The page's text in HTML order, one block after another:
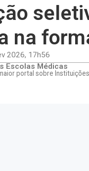
na
2026, 17h56
Escolas Médicas
portal sobre